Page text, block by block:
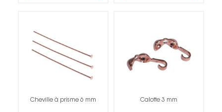
Cheville à prisme 6 mm Calotte 3 mm